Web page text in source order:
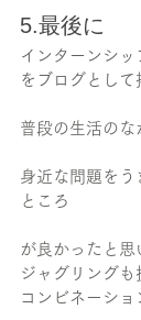
5.最後に
インターンシ
をブログとして
普段の生活のな
身近な問題をう
ところ
が良かったと
ジャグリング
コンビネーショ